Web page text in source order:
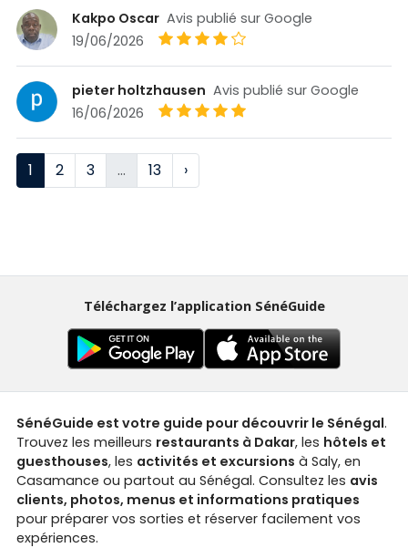
Kakpo Oscar Avis publié sur Google
19/06/2026
pieter holtzhausen Avis publié sur Google
16/06/2026
1 2 3 … 13 ›
Téléchargez l’application SénéGuide
SénéGuide est votre guide pour découvrir le Sénégal.
Trouvez les meilleurs restaurants à Dakar, les hôtels et
guesthouses, les activités et excursions à Saly, en
Casamance ou partout au Sénégal. Consultez les avis
clients, photos, menus et informations pratiques
pour préparer vos sorties et réserver facilement vos
expériences.